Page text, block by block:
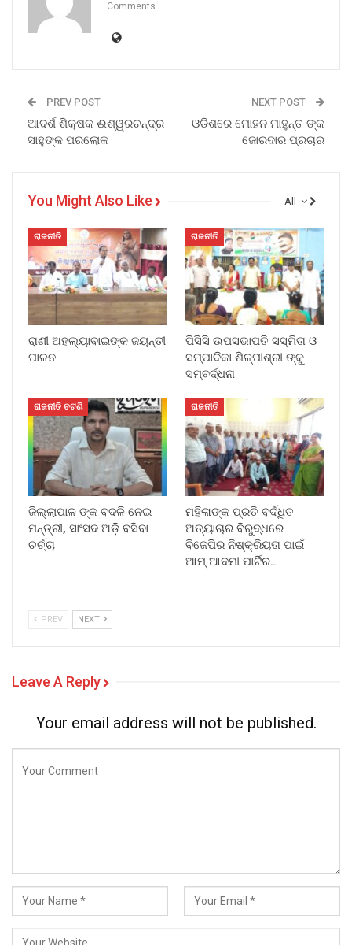
Comments
PREV POST
ଆଦର୍ଶ ଶିକ୍ଷକ ଈଶ୍ୱରଚନ୍ଦ୍ର
ସାହୁଙ୍କ ପରଲୋକ
NEXT POST
ଓଡିଶରେ ମୋହନ ମାହୁନ୍ତ ଙ୍କ
ଜୋରଦାର ପ୍ରଚାର
All
You Might Also Like
ରାଜନୀତି
ରାଣୀ ଅହଲ୍ୟାବାଇଙ୍କ ଜୟନ୍ତୀ
ପାଳନ
ରାଜନୀତି
ପିସିସି ଉପସଭାପତି ସସ୍ମିତା ଓ
ସମ୍ପାଦିକା ଶିଳ୍ପୀଶ୍ରୀ ଙ୍କୁ
ସମ୍ବର୍ଦ୍ଧନା
ରାଜନୀତି ଚଟଣି
ଜିଲ୍ଲାପାଳ ଙ୍କ ବଦଳି ନେଇ
ମନ୍ତ୍ରୀ, ସାଂସଦ ଅଡ଼ି ବସିବା
ଚର୍ଚ୍ଚା
ରାଜନୀତି
ମହିଳାଙ୍କ ପ୍ରତି ବର୍ଦ୍ଧିତ
ଅତ୍ୟାଚାର ବିରୁଦ୍ଧରେ
ବିଜେପିର ନିଷ୍କ୍ରିୟତା ପାଇଁ
ଆମ୍ ଆଦମୀ ପାର୍ଟିର…
PREV NEXT
Leave A Reply
Your email address will not be published.